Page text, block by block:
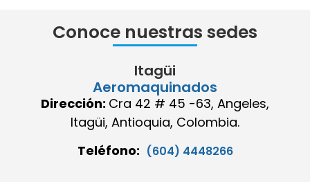
Conoce nuestras sedes
Itagüi
Aeromaquinados
Dirección: Cra 42 # 45 -63, Angeles,
Itagüi, Antioquia, Colombia.
Teléfono: (604) 4448266